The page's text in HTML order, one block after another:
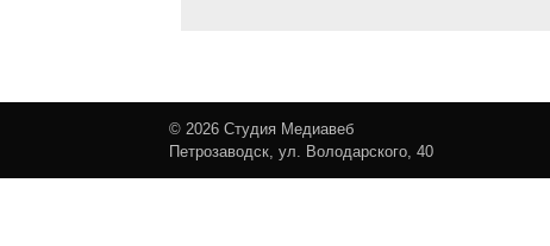
© 2026 Студия Медиавеб
Петрозаводск, ул. Володарского, 40